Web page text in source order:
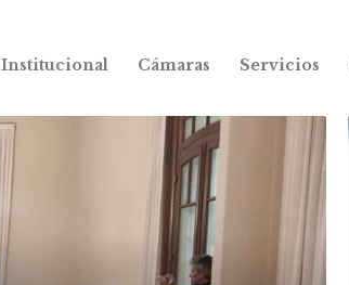
Institucional Cámaras Servicios